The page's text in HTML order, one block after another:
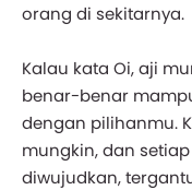
orang di sekitarnya.
Kalau kata Oi, aji
benar-benar
dengan pilihanmu.
mungkin, dan
diwujudkan,